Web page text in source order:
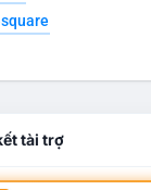
tài trợ